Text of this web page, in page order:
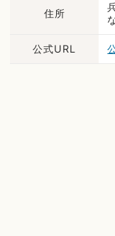
住所
公式URL